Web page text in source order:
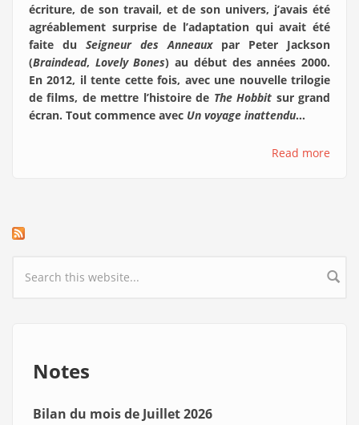
écriture, de son travail, et de son univers, j’avais été
agréablement surprise de l’adaptation qui avait été
faite du Seigneur des Anneauxpar Peter Jackson
(Braindead, Lovely Bones) au début des années 2000.
En 2012, il tente cette fois, avec une nouvelle trilogie
de films, de mettre l’histoire de The Hobbit sur grand
écran. Tout commence avec Un voyage inattendu…
Read more
Search form
Notes
Bilan du mois de Juillet 2026